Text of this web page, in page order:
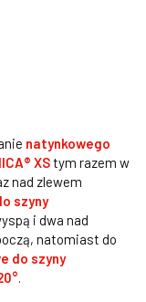
natynkowego
XStym razem w
nad zlewem
szyny
i dwa nad
natomiast do
do szyny
.